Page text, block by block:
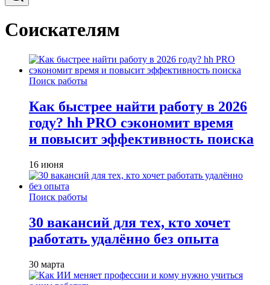
Соискателям
Поиск работы
Как быстрее найти работу в 2026
году? hh PRO сэкономит время
и повысит эффективность поиска
16 июня
Поиск работы
30 вакансий для тех, кто хочет
работать удалённо без опыта
30 марта